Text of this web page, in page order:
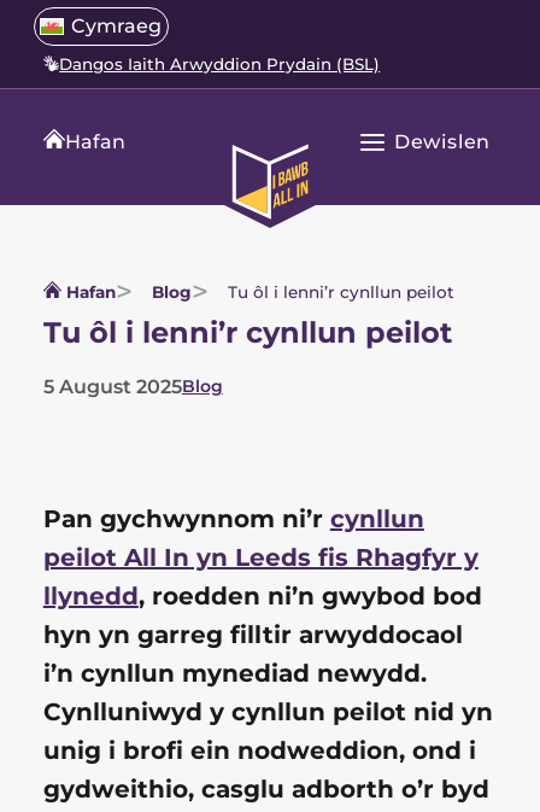
Neidio
cynnwys
Select
a
translation
Cymraeg
Open
language
menu
Dangos Iaith Arwyddion Prydain (BSL)
Hafan
Hafan
In
Agor
Dewislen
Hafan Blog Tu ôl i lenni’r cynllun peilot
Tu ôl i lenni’r cynllun peilot
5 August 2025
List
for
this
post
Blog
Pan gychwynnom ni’r cynllun
peilot All In yn Leeds fis Rhagfyr y
llynedd, roedden ni’n gwybod bod
hyn yn garreg filltir arwyddocaol
i’n cynllun mynediad newydd.
Cynlluniwyd y cynllun peilot nid yn
unig i brofi ein nodweddion, ond i
gydweithio, casglu adborth o’r byd